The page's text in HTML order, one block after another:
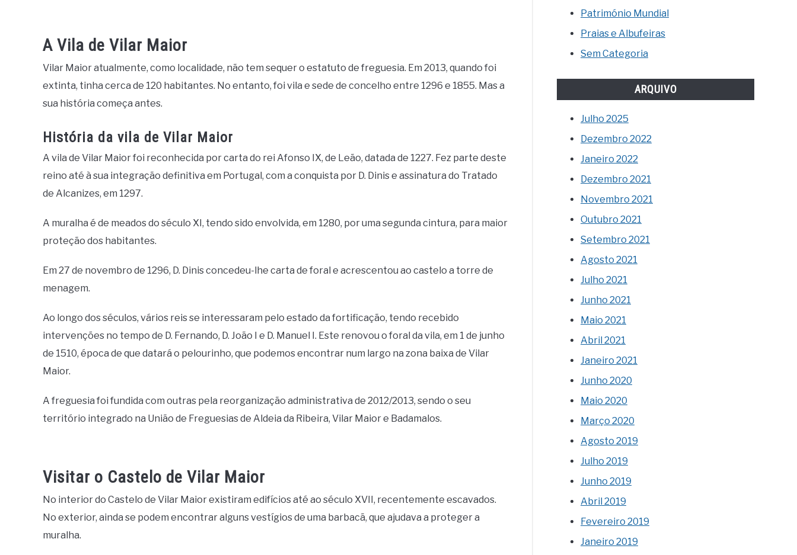
A Vila de Vilar Maior
Vilar Maior atualmente, como localidade, não tem sequer o estatuto de freguesia. Em 2013, quando foi
extinta, tinha cerca de 120 habitantes. No entanto, foi vila e sede de concelho entre 1296 e 1855. Mas a
sua história começa antes.
História da vila de Vilar Maior
A vila de Vilar Maior foi reconhecida por carta do rei Afonso IX, de Leão, datada de 1227. Fez parte deste
reino até à sua integração definitiva em Portugal, com a conquista por D. Dinis e assinatura do Tratado
de Alcanizes, em 1297.
A muralha é de meados do século XI, tendo sido envolvida, em 1280, por uma segunda cintura, para maior
proteção dos habitantes.
Em 27 de novembro de 1296, D. Dinis concedeu-lhe carta de foral e acrescentou ao castelo a torre de
menagem.
Ao longo dos séculos, vários reis se interessaram pelo estado da fortificação, tendo recebido
intervenções no tempo de D. Fernando, D. João I e D. Manuel I. Este renovou o foral da vila, em 1 de junho
de 1510, época de que datará o pelourinho, que podemos encontrar num largo na zona baixa de Vilar
Maior.
A freguesia foi fundida com outras pela reorganização administrativa de 2012/2013, sendo o seu
território integrado na União de Freguesias de Aldeia da Ribeira, Vilar Maior e Badamalos.
Visitar o Castelo de Vilar Maior
No interior do Castelo de Vilar Maior existiram edifícios até ao século XVII, recentemente escavados.
No exterior, ainda se podem encontrar alguns vestígios de uma barbacã, que ajudava a proteger a
muralha.
Património Mundial
Praias e Albufeiras
Sem Categoria
ARQUIVO
Julho 2025
Dezembro 2022
Janeiro 2022
Dezembro 2021
Novembro 2021
Outubro 2021
Setembro 2021
Agosto 2021
Julho 2021
Junho 2021
Maio 2021
Abril 2021
Janeiro 2021
Junho 2020
Maio 2020
Março 2020
Agosto 2019
Julho 2019
Junho 2019
Abril 2019
Fevereiro 2019
Janeiro 2019